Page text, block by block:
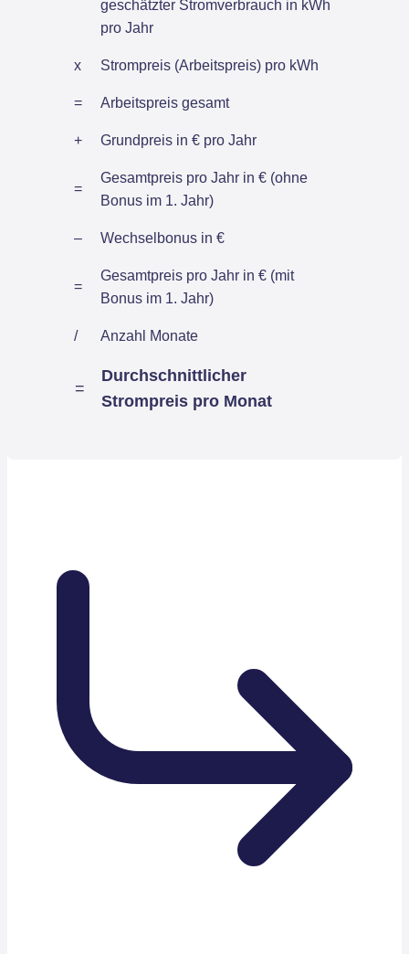
geschätzter Stromverbrauch in kWh
pro Jahr
x Strompreis (Arbeitspreis) pro kWh
= Arbeitspreis gesamt
+ Grundpreis in € pro Jahr
=
Gesamtpreis pro Jahr in € (ohne
Bonus im 1. Jahr)
– Wechselbonus in €
=
Gesamtpreis pro Jahr in € (mit
Bonus im 1. Jahr)
/ Anzahl Monate
=
Durchschnittlicher
Strompreis pro Monat